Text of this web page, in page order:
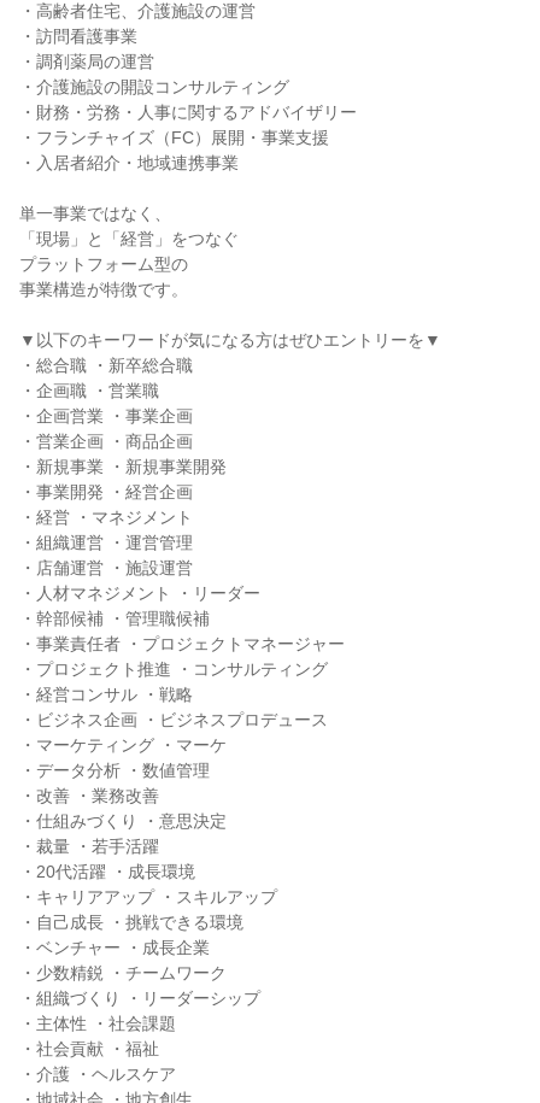
・高齢者住宅、介護施設の運営
・訪問看護事業
・調剤薬局の運営
・介護施設の開設コンサルティング
・財務・労務・人事に関するアドバイザリー
・フランチャイズ（FC）展開・事業支援
・入居者紹介・地域連携事業
単一事業ではなく、
「現場」と「経営」をつなぐ
プラットフォーム型の
事業構造が特徴です。
▼以下のキーワードが気になる方はぜひエントリーを▼
・総合職 ・新卒総合職
・企画職 ・営業職
・企画営業 ・事業企画
・営業企画 ・商品企画
・新規事業 ・新規事業開発
・事業開発 ・経営企画
・経営 ・マネジメント
・組織運営 ・運営管理
・店舗運営 ・施設運営
・人材マネジメント ・リーダー
・幹部候補 ・管理職候補
・事業責任者 ・プロジェクトマネージャー
・プロジェクト推進 ・コンサルティング
・経営コンサル ・戦略
・ビジネス企画 ・ビジネスプロデュース
・マーケティング ・マーケ
・データ分析 ・数値管理
・改善 ・業務改善
・仕組みづくり ・意思決定
・裁量 ・若手活躍
・20代活躍 ・成長環境
・キャリアアップ ・スキルアップ
・自己成長 ・挑戦できる環境
・ベンチャー ・成長企業
・少数精鋭 ・チームワーク
・組織づくり ・リーダーシップ
・主体性 ・社会課題
・社会貢献 ・福祉
・介護 ・ヘルスケア